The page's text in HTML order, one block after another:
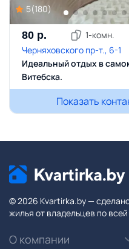
5(180)
80 р. 1-комн.
Черняховского пр-т., 6-1
Идеальный отдых в
Витебска.
Показать
© 2026 Kvartirka.by —
жилья от владельцев по
О компании